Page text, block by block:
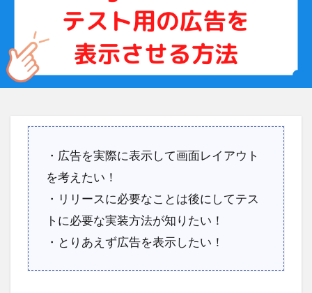
・広告を実際に表示して画面レイアウト
を考えたい！
・リリースに必要なことは後にしてテス
トに必要な実装方法が知りたい！
・とりあえず広告を表示したい！